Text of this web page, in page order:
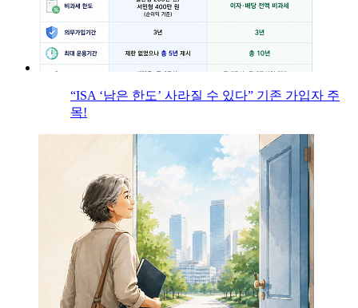
“ISA ‘남은 한도’ 사라질 수 있다” 기존 가입자 주
목!